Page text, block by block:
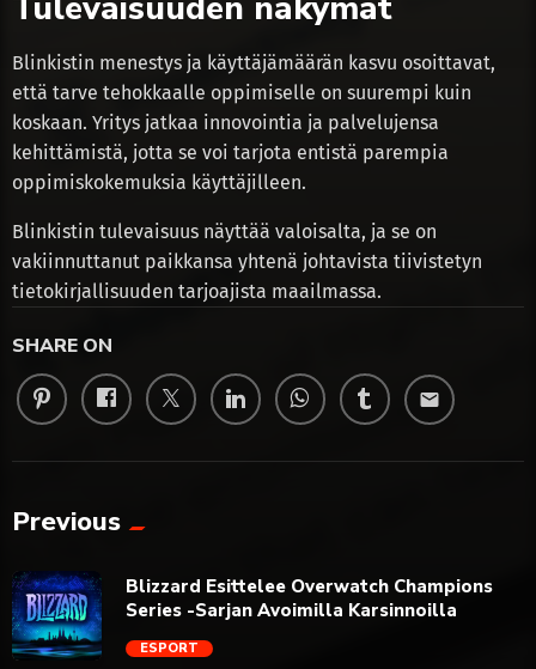
Blinkistin menestys ja käyttäjämäärän kasvu osoittavat,
että tarve tehokkaalle oppimiselle on suurempi kuin
koskaan. Yritys jatkaa innovointia ja palvelujensa
kehittämistä, jotta se voi tarjota entistä parempia
oppimiskokemuksia käyttäjilleen.
Blinkistin tulevaisuus näyttää valoisalta, ja se on
vakiinnuttanut paikkansa yhtenä johtavista tiivistetyn
tietokirjallisuuden tarjoajista maailmassa.
SHARE ON
email
Previous
Blizzard Esittelee Overwatch Champions
Series -Sarjan Avoimilla Karsinnoilla
ESPORT